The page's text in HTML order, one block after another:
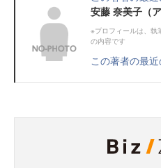
安藤 奈美子（
※プロフィールは、執
の内容です
この著者の最